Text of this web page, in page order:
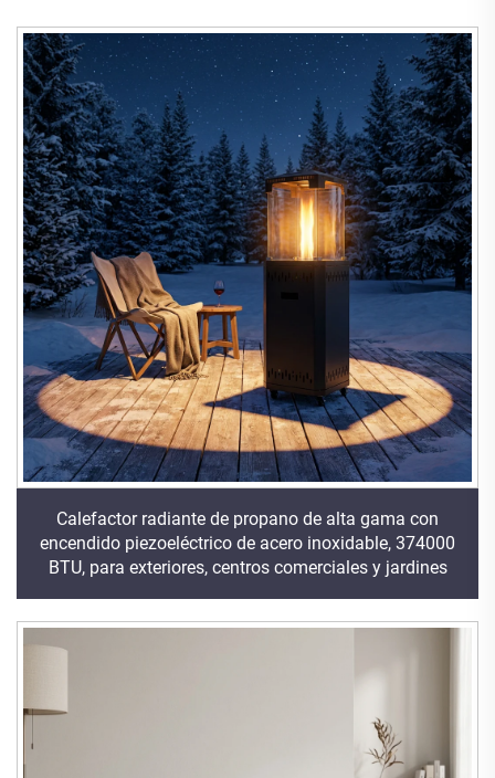
Calefactor radiante de propano de alta gama con
encendido piezoeléctrico de acero inoxidable, 374000
BTU, para exteriores, centros comerciales y jardines